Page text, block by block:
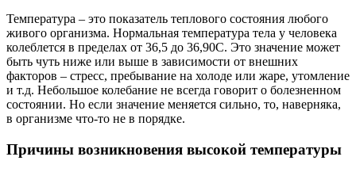
Температура – это показатель теплового состояния любого
живого организма. Нормальная температура тела у человека
колеблется в пределах от 36,5 до 36,90С. Это значение может
быть чуть ниже или выше в зависимости от внешних
факторов – стресс, пребывание на холоде или жаре, утомление
и т.д. Небольшое колебание не всегда говорит о болезненном
состоянии. Но если значение меняется сильно, то, наверняка,
в организме что-то не в порядке.
Причины возникновения высокой температуры